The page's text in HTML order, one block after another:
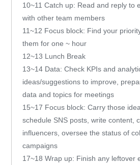
10~11 Catch up: Read and reply to
with other team members
11~12 Focus block: Find your
them for one ~ hour
12~13 Lunch Break
13~14 Data: Check KPIs and
ideas/suggestions to improve,
data and topics for meetings
15~17 Focus block: Carry those
schedule SNS posts, write content,
influencers, oversee the status of
campaigns
17~18 Wrap up: Finish any leftover